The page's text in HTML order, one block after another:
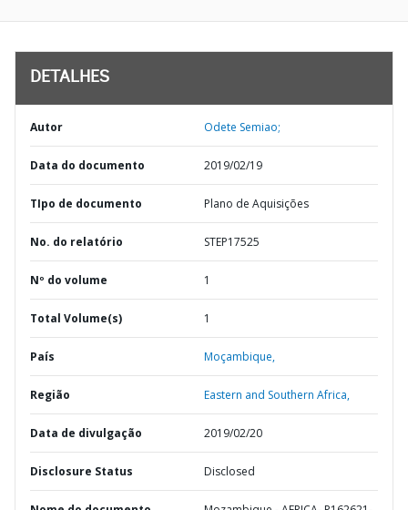
DETALHES
Autor Odete Semiao;
Data do documento 2019/02/19
TIpo de documento Plano de Aquisições
No. do relatório STEP17525
Nº do volume 1
Total Volume(s) 1
País Moçambique,
Região Eastern and Southern Africa,
Data de divulgação 2019/02/20
Disclosure Status Disclosed